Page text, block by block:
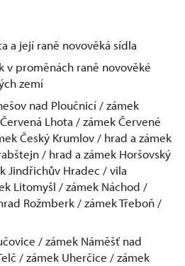
a její raně novověká sídla
v proměnách raně novověké
zemí
nad Ploučnicí / zámek
Lhota / zámek Červené
Český Krumlov / hrad a zámek
/ hrad a zámek Horšovský
Jindřichův Hradec / vila
Litomyšl / zámek Náchod /
Rožmberk / zámek Třeboň /
/ zámek Náměšť nad
/ zámek Uherčice / zámek